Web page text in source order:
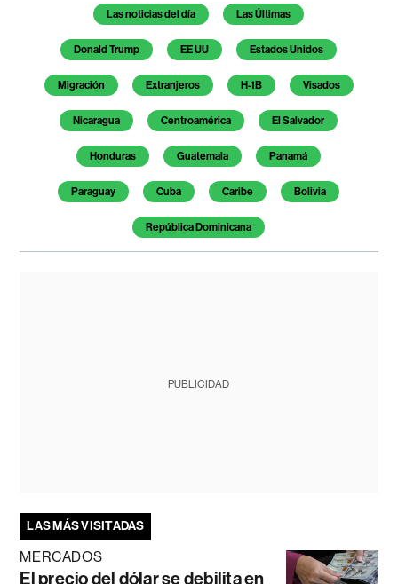
Temas de este artículo
Las noticias del día Las Últimas
Donald Trump EE UU Estados Unidos
Migración Extranjeros H-1B Visados
Nicaragua Centroamérica El Salvador
Honduras Guatemala Panamá
Paraguay Cuba Caribe Bolivia
República Dominicana
PUBLICIDAD
LAS MÁS VISITADAS
MERCADOS
El precio del dólar se debilita en